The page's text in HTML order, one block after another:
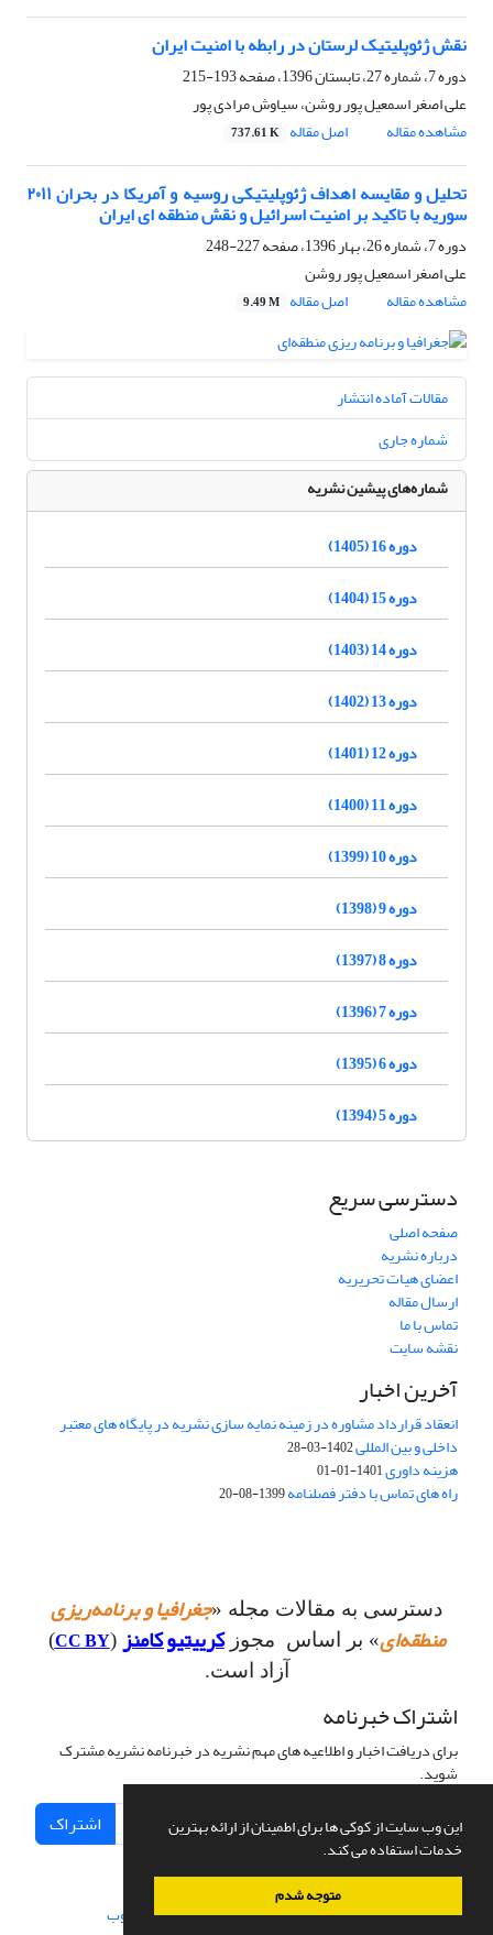
این وب سایت از کوکی ها برای اطمینان از ارائه بهترین
خدمات استفاده می کند.
متوجه شدم
نقش ژئوپلیتیک لرستان در رابطه با امنیت ایران
دوره 7، شماره 27، تابستان 1396، صفحه
193-215
علی اصغر اسمعیل پور روشن، سیاوش مرادی پور
مشاهده مقاله
اصل مقاله 737.61 K
تحلیل و مقایسه اهداف ژئوپلیتیکی روسیه و آمریکا در بحران ۲۰۱۱
سوریه با تاکید بر امنیت اسرائیل و نقش منطقه ای ایران
دوره 7، شماره 26، بهار 1396، صفحه
227-248
علی اصغر اسمعیل پور روشن
مشاهده مقاله
اصل مقاله 9.49 M
مقالات آماده انتشار
شماره جاری
شماره‌های پیشین نشریه
دوره 16 (1405)
دوره 15 (1404)
دوره 14 (1403)
دوره 13 (1402)
دوره 12 (1401)
دوره 11 (1400)
دوره 10 (1399)
دوره 9 (1398)
دوره 8 (1397)
دوره 7 (1396)
دوره 6 (1395)
دوره 5 (1394)
دسترسی سریع
صفحه اصلی
درباره نشریه
اعضای هیات تحریریه
ارسال مقاله
تماس با ما
نقشه سایت
آخرین اخبار
انعقاد قرارداد مشاوره در زمینه نمایه سازی نشریه در پایگاه های معتبر
داخلی و بین المللی1402-03-28
هزینه داوری1401-01-01
راه های تماس با دفتر فصلنامه1399-08-20
دسترسی به مقالات مجله «جغرافیا و برنامه‌ریزی
منطقه‌ای» بر اساس مجوزکرییتیو کامنز (
CC BY
)
آزاد است.
اشتراک خبرنامه
برای دریافت اخبار و اطلاعیه های مهم نشریه در خبرنامه نشریه مشترک
شوید.
اشتراک
سامانه مدیریت نشریات علمی.طراحی و پیاده سازی از سیناوب